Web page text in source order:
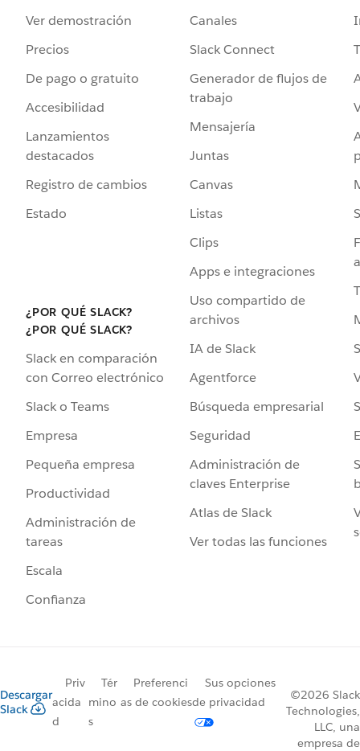
Ver demostración
Precios
De pago o gratuito
Accesibilidad
Lanzamientos
destacados
Registro de cambios
Estado
¿POR QUÉ SLACK?
¿POR QUÉ SLACK?
Slack en comparación
con Correo electrónico
Slack o Teams
Empresa
Pequeña empresa
Productividad
Administración de
tareas
Escala
Confianza
Canales
Slack Connect
Generador de flujos de
trabajo
Mensajería
Juntas
Canvas
Listas
Clips
Apps e integraciones
Uso compartido de
archivos
IA de Slack
Agentforce
Búsqueda empresarial
Seguridad
Administración de
claves Enterprise
Atlas de Slack
Ver todas las funciones
Descargar
Slack
Priv
acida
d
Tér
mino
s
Preferenci
as de cookies
Sus opciones
de privacidad
©2026 Slack
Technologies,
LLC, una
empresa de